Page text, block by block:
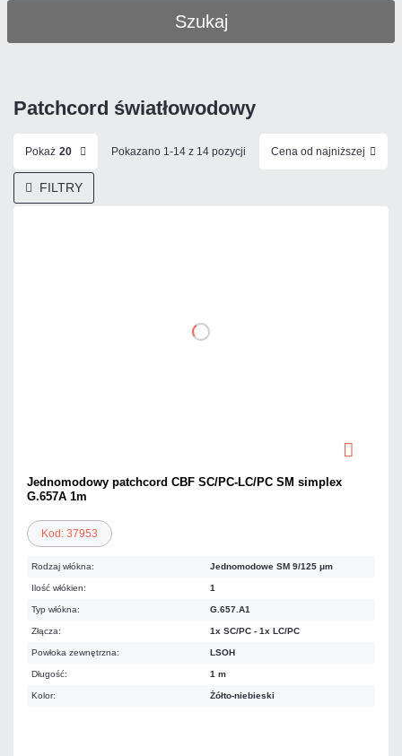
Szukaj
Patchcord światłowodowy
Pokaż 20 Pokazano 1-14 z 14 pozycji Cena od najniższej
FILTRY
Jednomodowy patchcord CBF SC/PC-LC/PC SM simplex
G.657A 1m
Kod: 37953
Rodzaj włókna: Jednomodowe SM 9/125 μm
Ilość włókien: 1
Typ włókna: G.657.A1
Złącza: 1x SC/PC - 1x LC/PC
Powłoka zewnętrzna: LSOH
Długość: 1 m
Kolor: Żółto-niebieski